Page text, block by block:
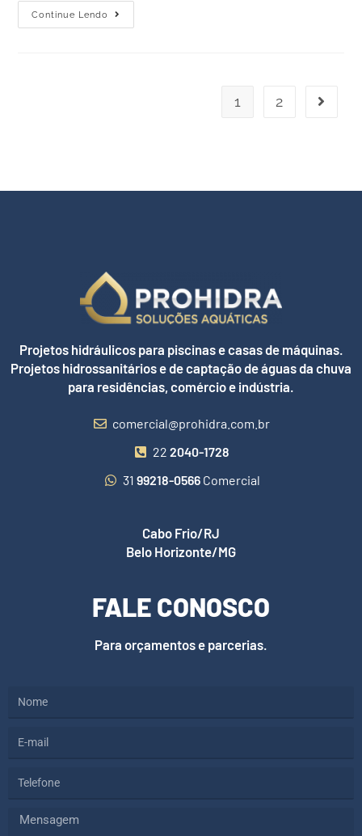
Continue Lendo
1 2
Projetos hidráulicos para piscinas e casas de máquinas.
Projetos hidrossanitários e de captação de águas da chuva
para residências, comércio e indústria.
comercial@prohidra.com.br
22 2040-1728
31 99218-0566Comercial
Cabo Frio/RJ
Belo Horizonte/MG
FALE CONOSCO
Para orçamentos e parcerias.